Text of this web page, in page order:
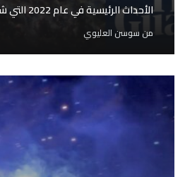
الأحداث الرئيسية في عام 2022 التي شكلت استكشاف الفضاء
من سوسن العليوي